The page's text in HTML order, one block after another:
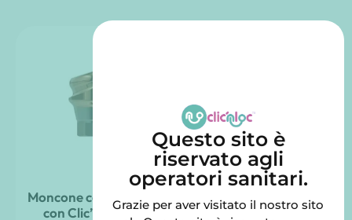
Moncone compatibile
con Clic’nLoc 18°
Montante destro
Clic’nLoc, compatibile
Questo sito è
riservato agli
operatori sanitari.
Grazie per aver visitato il nostro sito